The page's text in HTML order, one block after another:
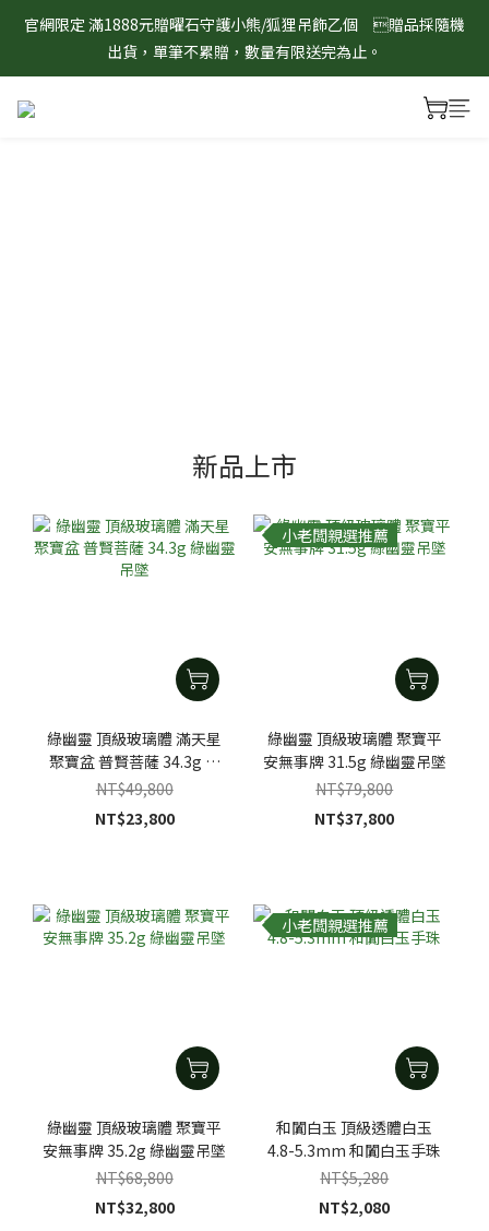
8/1-8/31 淨心護運 全館8折起 記得將商品加入購物車查看最終折
扣金額！
出貨，單筆不累贈，數量有限送完為止。
8/1-8/31 淨心護運 全館8折起 記得將商品加入購物車查看最終折
新品上市
綠幽靈 頂級玻璃體 滿天星
聚寶盆 普賢菩薩 34.3g 綠
幽靈吊墜
NT$49,800
NT$23,800
小老闆親選推薦
綠幽靈 頂級玻璃體 聚寶平
安無事牌 31.5g 綠幽靈吊墜
NT$79,800
NT$37,800
綠幽靈 頂級玻璃體 聚寶平
安無事牌 35.2g 綠幽靈吊墜
NT$68,800
NT$32,800
小老闆親選推薦
和闐白玉 頂級透體白玉
4.8-5.3mm 和闐白玉手珠
NT$5,280
NT$2,080